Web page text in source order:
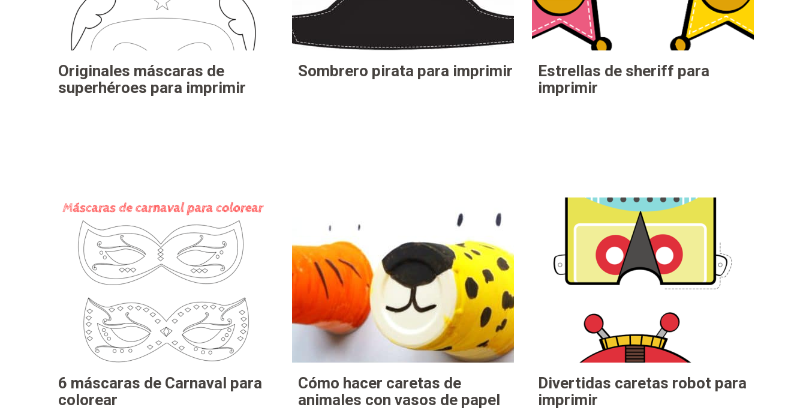
Originales máscaras de
superhéroes para imprimir
Sombrero pirata para imprimir
Estrellas de sheriff para
imprimir
6 máscaras de Carnaval para
colorear
Cómo hacer caretas de
animales con vasos de papel
Divertidas caretas robot para
imprimir